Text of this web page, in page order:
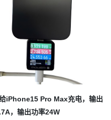
iPhone15 Pro Max充电，输出
，输出功率24W